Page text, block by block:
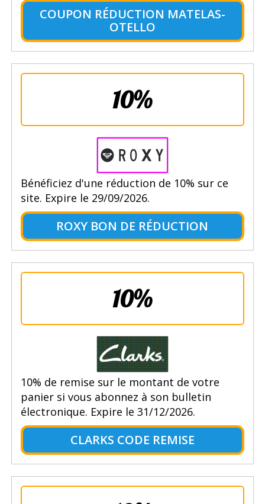
COUPON RÉDUCTION MATELAS-
OTELLO
10%
Bénéficiez d'une réduction de 10% sur ce
site. Expire le 29/09/2026.
ROXY BON DE RÉDUCTION
10%
10% de remise sur le montant de votre
panier si vous abonnez à son bulletin
électronique. Expire le 31/12/2026.
CLARKS CODE REMISE